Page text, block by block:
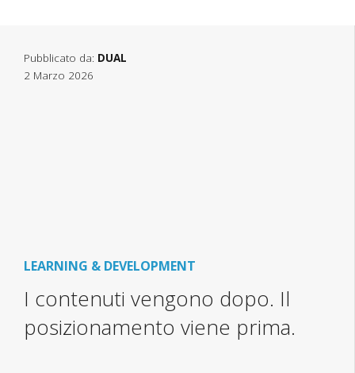
Pubblicato da: DUAL
2 Marzo 2026
LEARNING & DEVELOPMENT
I contenuti vengono dopo. Il
posizionamento viene prima.